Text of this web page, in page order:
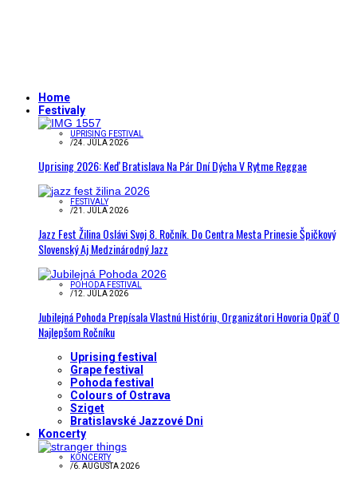
Home
Festivaly
UPRISING FESTIVAL
/24. JÚLA 2026
Uprising 2026: Keď Bratislava Na Pár Dní Dýcha V Rytme Reggae
FESTIVALY
/21. JÚLA 2026
Jazz Fest Žilina Oslávi Svoj 8. Ročník. Do Centra Mesta Prinesie Špičkový
Slovenský Aj Medzinárodný Jazz
POHODA FESTIVAL
/12. JÚLA 2026
Jubilejná Pohoda Prepísala Vlastnú Históriu, Organizátori Hovoria Opäť O
Najlepšom Ročníku
Uprising festival
Grape festival
Pohoda festival
Colours of Ostrava
Sziget
Bratislavské Jazzové Dni
Koncerty
KONCERTY
/6. AUGUSTA 2026